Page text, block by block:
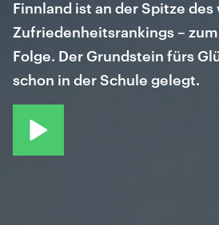
Finnland ist an der Spitze
Zufriedenheitsrankings –
Folge. Der Grundstein fürs
schon in der Schule gelegt.